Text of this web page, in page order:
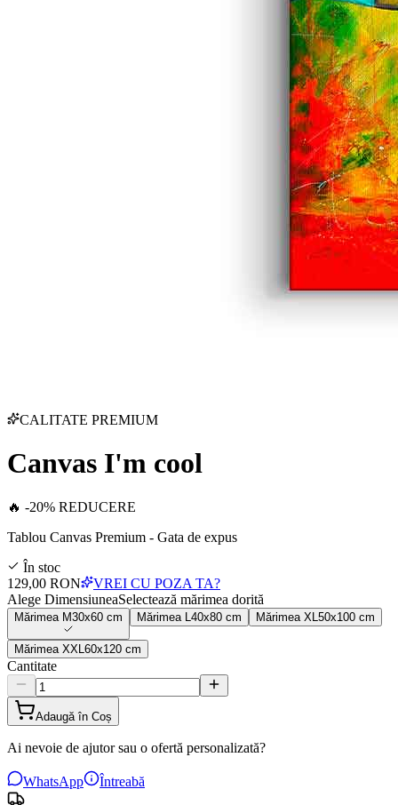
CALITATE PREMIUM
Canvas I'm cool
🔥 -20% REDUCERE
Tablou Canvas Premium - Gata de expus
În stoc
129,00 RON
VREI CU POZA TA?
Alege DimensiuneaSelectează mărimea dorită
Mărimea M30x60 cm Mărimea 40x80 cm Mărimea XL 50x100 cm
Mărimea XXL 60x120 cm
Cantitate
Adaugă în Coș
Ai nevoie de ajutor sau o ofertă personalizată?
WhatsApp Întreabă